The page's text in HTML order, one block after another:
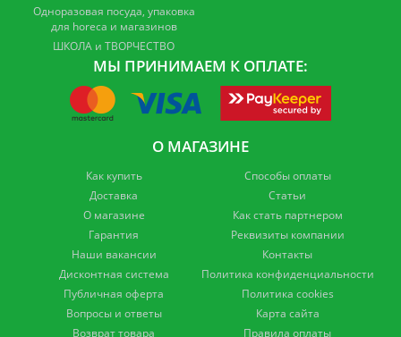
Одноразовая посуда, упаковка
для horeca и магазинов
ШКОЛА и ТВОРЧЕСТВО
МЫ ПРИНИМАЕМ К ОПЛАТЕ:
О МАГАЗИНЕ
Как купить
Доставка
О магазине
Гарантия
Наши вакансии
Дисконтная система
Публичная оферта
Вопросы и ответы
Возврат товара
Способы оплаты
Статьи
Как стать партнером
Реквизиты компании
Контакты
Политика конфиденциальности
Политика cookies
Карта сайта
Правила оплаты